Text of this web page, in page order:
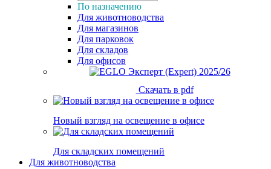
По назначению
Для животноводства
Для магазинов
Для парковок
Для складов
Для офисов
Скачать в pdf
Новый взгляд на освещение в офисе
Для складских помещений
Для животноводства